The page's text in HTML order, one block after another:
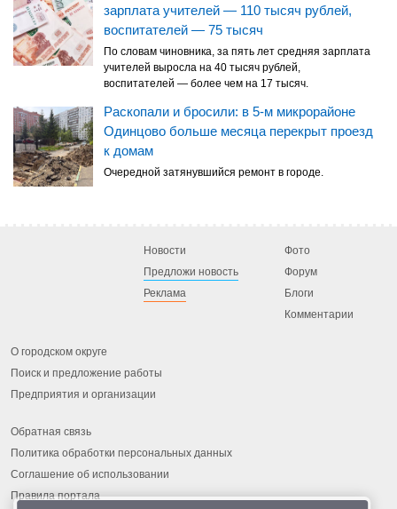
зарплата учителей — 110 тысяч рублей,
воспитателей — 75 тысяч
По словам чиновника, за пять лет средняя зарплата
учителей выросла на 40 тысяч рублей,
воспитателей — более чем на 17 тысяч.
Раскопали и бросили: в 5-м микрорайоне
Одинцово больше месяца перекрыт проезд
к домам
Очередной затянувшийся ремонт в городе.
Новости
Предложи новость
Реклама
Фото
Форум
Блоги
Комментарии
О городском округе
Поиск и предложение работы
Предприятия и организации
Обратная связь
Политика обработки персональных данных
Соглашение об использовании
Правила портала